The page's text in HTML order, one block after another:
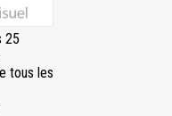
25
tous les